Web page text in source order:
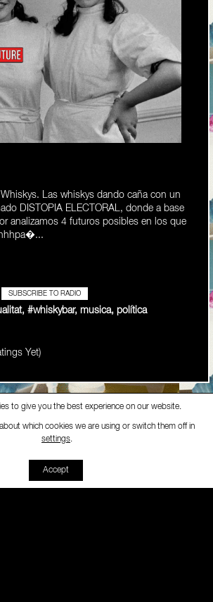
Las whiskys dando caña con un
DISTOPIA ELECTORAL, donde a base
analizamos 4 futuros posibles en los que
SUBSCRIBE TO RADIO
#whiskybar, musica, política
Yet)
Ràdio Whisky Bar - 16.
to give you the best experience on our website.
which cookies we are using or switch them off in
settings.
Accept